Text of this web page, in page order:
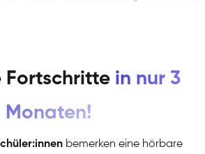
Fortschritte in nur 3
Monaten!
bemerken eine hörbare